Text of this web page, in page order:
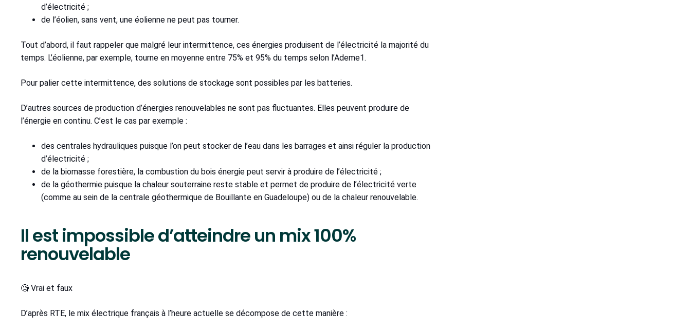
d’électricité ;
de l’éolien, sans vent, une éolienne ne peut pas tourner.
Tout d’abord, il faut rappeler que malgré leur intermittence, ces énergies produisent de l’électricité la majorité du
temps. L’éolienne, par exemple, tourne en moyenne entre 75% et 95% du temps selon l’Ademe1.
Pour palier cette intermittence, des solutions de stockage sont possibles par les batteries.
D’autres sources de production d’énergies renouvelables ne sont pas fluctuantes. Elles peuvent produire de
l’énergie en continu. C’est le cas par exemple :
des centrales hydrauliques puisque l’on peut stocker de l’eau dans les barrages et ainsi réguler la production
d’électricité ;
de la biomasse forestière, la combustion du bois énergie peut servir à produire de l’électricité ;
de la géothermie puisque la chaleur souterraine reste stable et permet de produire de l’électricité verte
(comme au sein de la centrale géothermique de Bouillante en Guadeloupe) ou de la chaleur renouvelable.
Il est impossible d’atteindre un mix 100%
renouvelable
🧐 Vrai et faux
D’après RTE, le mix électrique français à l’heure actuelle se décompose de cette manière :